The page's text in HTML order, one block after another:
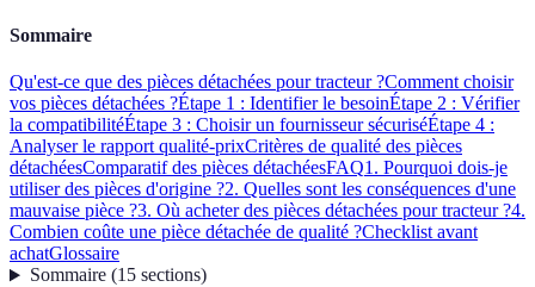
Sommaire
Qu'est-ce que des pièces détachées pour tracteur ?Comment choisir
vos pièces détachées ?Étape 1 : Identifier le besoinÉtape 2 : Vérifier
la compatibilitéÉtape 3 : Choisir un fournisseur sécuriséÉtape 4 :
Analyser le rapport qualité-prixCritères de qualité des pièces
détachéesComparatif des pièces détachéesFAQ1. Pourquoi dois-je
utiliser des pièces d'origine ?2. Quelles sont les conséquences d'une
mauvaise pièce ?3. Où acheter des pièces détachées pour tracteur ?4.
Combien coûte une pièce détachée de qualité ?Checklist avant
achatGlossaire
Sommaire(15 sections)